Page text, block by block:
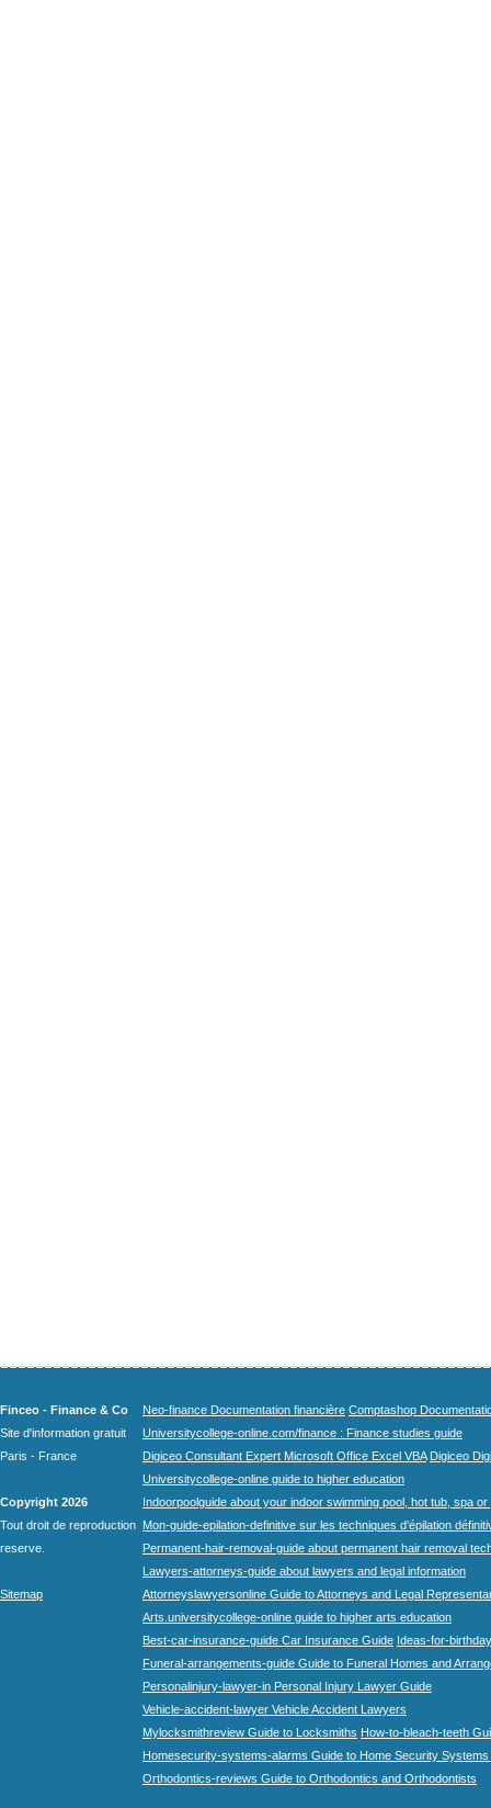
Finceo - Finance & Co
Site d'information gratuit
Paris - France
Copyright 2026
Tout droit de reproduction
reserve.
Sitemap
Neo-finance Documentation financière Comptashop
Universitycollege-online.com/finance : Finance studies guide
Digiceo Consultant Expert Microsoft Office Excel VBA Digiceo
Universitycollege-online guide to higher education
Indoorpoolguide about your indoor swimming pool, hot tub, spa
Mon-guide-epilation-definitive sur les techniques d'épilation
Permanent-hair-removal-guide about permanent hair removal
Lawyers-attorneys-guide about lawyers and legal information
Attorneyslawyersonline Guide to Attorneys and Legal
Arts.universitycollege-online guide to higher arts education
Best-car-insurance-guide Car Insurance Guide Ideas-for-
Funeral-arrangements-guide Guide to Funeral Homes and
Personalinjury-lawyer-in Personal Injury Lawyer Guide
Vehicle-accident-lawyer Vehicle Accident Lawyers
Mylocksmithreview Guide to Locksmiths How-to-bleach-teeth
Homesecurity-systems-alarms Guide to Home Security Systems
Orthodontics-reviews Guide to Orthodontics and Orthodontists